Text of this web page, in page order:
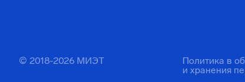
© 2018-2026 МИЭТ
Политика в
и хранения